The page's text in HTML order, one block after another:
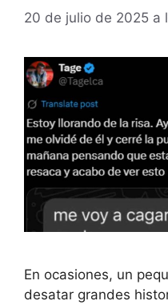
20 de julio de 2025 a
En ocasiones, un
desatar grandes